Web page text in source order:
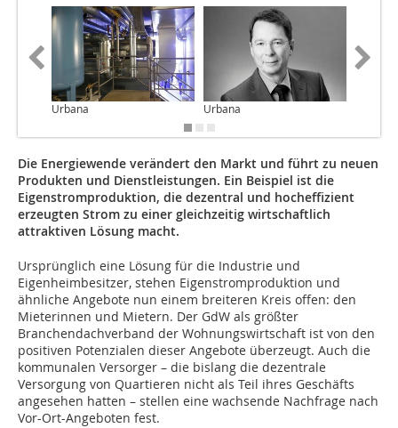
Urbana Urbana
Die Energiewende verändert den Markt und führt zu neuen
Produkten und Dienstleistungen. Ein Beispiel ist die
Eigenstromproduktion, die dezentral und hocheffizient
erzeugten Strom zu einer gleichzeitig wirtschaftlich
attraktiven Lösung macht.
Ursprünglich eine Lösung für die Industrie und
Eigenheimbesitzer, stehen Eigenstromproduktion und
ähnliche Angebote nun einem breiteren Kreis offen: den
Mieterinnen und Mietern. Der GdW als größter
Branchendachverband der Wohnungswirtschaft ist von den
positiven Potenzialen dieser Angebote überzeugt. Auch die
kommunalen Versorger – die bislang die dezentrale
Versorgung von Quartieren nicht als Teil ihres Geschäfts
angesehen hatten – stellen eine wachsende Nachfrage nach
Vor-Ort-Angeboten fest.